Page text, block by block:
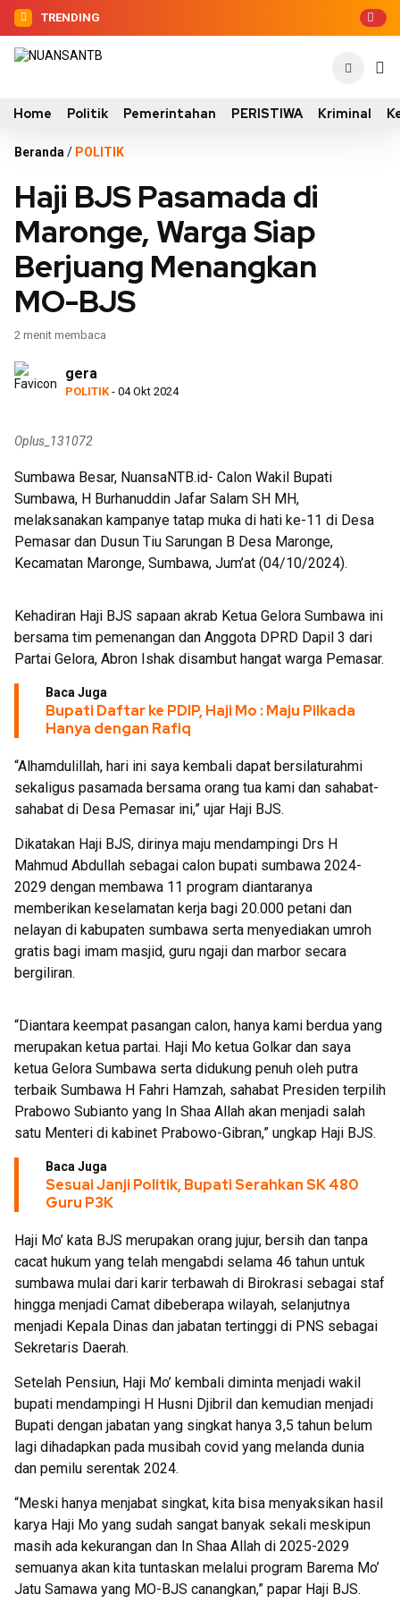
TRENDING
Home Politik Pemerintahan PERISTIWA Kriminal
Beranda / POLITIK
Haji BJS Pasamada di
Maronge, Warga Siap
Berjuang Menangkan
MO-BJS
2 menit membaca
gera
POLITIK - 04 Okt 2024
Oplus_131072
Sumbawa Besar, NuansaNTB.id- Calon Wakil Bupati
Sumbawa, H Burhanuddin Jafar Salam SH MH,
melaksanakan kampanye tatap muka di hati ke-11 di Desa
Pemasar dan Dusun Tiu Sarungan B Desa Maronge,
Kecamatan Maronge, Sumbawa, Jum’at (04/10/2024).
Kehadiran Haji BJS sapaan akrab Ketua Gelora Sumbawa ini
bersama tim pemenangan dan Anggota DPRD Dapil 3 dari
Partai Gelora, Abron Ishak disambut hangat warga Pemasar.
Baca Juga
Bupati Daftar ke PDIP, Haji Mo : Maju Pilkada
Hanya dengan Rafiq
“Alhamdulillah, hari ini saya kembali dapat bersilaturahmi
sekaligus pasamada bersama orang tua kami dan sahabat-
sahabat di Desa Pemasar ini,” ujar Haji BJS.
Dikatakan Haji BJS, dirinya maju mendampingi Drs H
Mahmud Abdullah sebagai calon bupati sumbawa 2024-
2029 dengan membawa 11 program diantaranya
memberikan keselamatan kerja bagi 20.000 petani dan
nelayan di kabupaten sumbawa serta menyediakan umroh
gratis bagi imam masjid, guru ngaji dan marbor secara
bergiliran.
“Diantara keempat pasangan calon, hanya kami berdua yang
merupakan ketua partai. Haji Mo ketua Golkar dan saya
ketua Gelora Sumbawa serta didukung penuh oleh putra
terbaik Sumbawa H Fahri Hamzah, sahabat Presiden terpilih
Prabowo Subianto yang In Shaa Allah akan menjadi salah
satu Menteri di kabinet Prabowo-Gibran,” ungkap Haji BJS.
Baca Juga
Sesuai Janji Politik, Bupati Serahkan SK 480
Guru P3K
Haji Mo’ kata BJS merupakan orang jujur, bersih dan tanpa
cacat hukum yang telah mengabdi selama 46 tahun untuk
sumbawa mulai dari karir terbawah di Birokrasi sebagai staf
hingga menjadi Camat dibeberapa wilayah, selanjutnya
menjadi Kepala Dinas dan jabatan tertinggi di PNS sebagai
Sekretaris Daerah.
Setelah Pensiun, Haji Mo’ kembali diminta menjadi wakil
bupati mendampingi H Husni Djibril dan kemudian menjadi
Bupati dengan jabatan yang singkat hanya 3,5 tahun belum
lagi dihadapkan pada musibah covid yang melanda dunia
dan pemilu serentak 2024.
“Meski hanya menjabat singkat, kita bisa menyaksikan hasil
karya Haji Mo yang sudah sangat banyak sekali meskipun
masih ada kekurangan dan In Shaa Allah di 2025-2029
semuanya akan kita tuntaskan melalui program Barema Mo’
Jatu Samawa yang MO-BJS canangkan,” papar Haji BJS.